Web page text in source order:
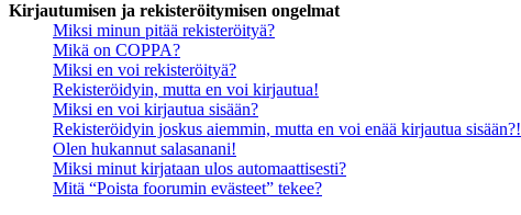
Kirjautumisen ja rekisteröitymisen ongelmat
Miksi minun pitää rekisteröityä?
Mikä on COPPA?
Miksi en voi rekisteröityä?
Rekisteröidyin, mutta en voi kirjautua!
Miksi en voi kirjautua sisään?
Rekisteröidyin joskus aiemmin, mutta en voi enää kirjautua sisään?!
Olen hukannut salasanani!
Miksi minut kirjataan ulos automaattisesti?
Mitä “Poista foorumin evästeet” tekee?